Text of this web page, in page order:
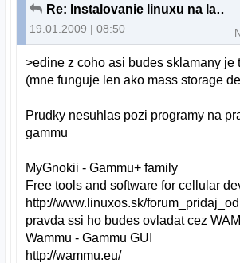
Re: Instalovanie linuxu na laptop
19.01.2009 | 08:50
>edine z coho asi budes sklamany je
(mne funguje len ako mass storage
Prudky nesuhlas pozi programy na
gammu
MyGnokii - Gammu+ family
Free tools and software for cellular
http://www.linuxos.sk/
pravda ssi ho budes ovladat cez
Wammu - Gammu GUI
http://wammu.eu/